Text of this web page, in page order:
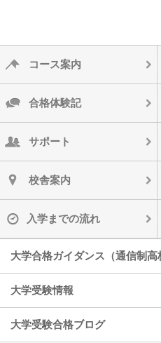
コース案内
合格体験記
サポート
校舎案内
入学までの流れ
大学合格ガイダンス（通信制高
大学受験情報
大学受験合格ブログ